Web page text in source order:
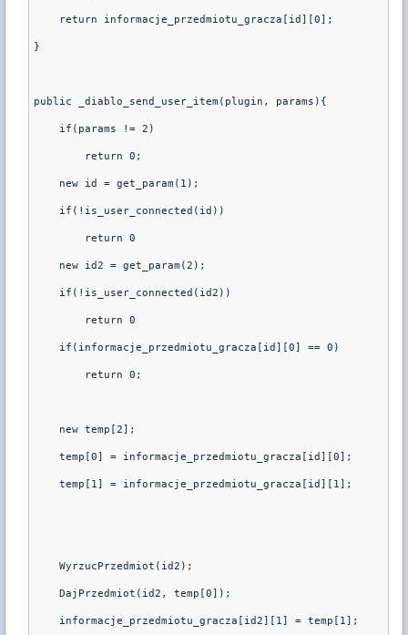
    return informacje_przedmiotu_gracza[id][0];
}
public _diablo_send_user_item(plugin, params){
    if(params != 2)
        return 0;
    new id = get_param(1);
    if(!is_user_connected(id))
        return 0
    new id2 = get_param(2);
    if(!is_user_connected(id2))
        return 0
    if(informacje_przedmiotu_gracza[id][0] == 0)
        return 0;
    new temp[2];
    temp[0] = informacje_przedmiotu_gracza[id][0];
    temp[1] = informacje_przedmiotu_gracza[id][1];
    WyrzucPrzedmiot(id2);
    DajPrzedmiot(id2, temp[0]);
    informacje_przedmiotu_gracza[id2][1] = temp[1];